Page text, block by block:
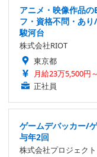
アニメ・映像作品
フ・資格不問・あ
駿河台
株式会社RIOT
東京都
月給23万5,500円
正社員
ゲームデバッカー/
与年2回
株式会社プロジェク